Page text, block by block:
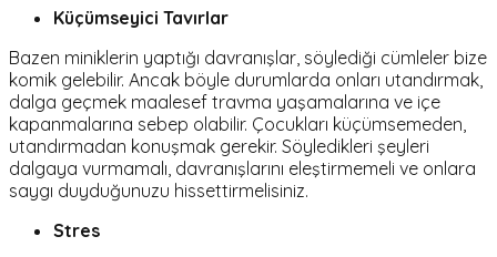
Küçümseyici Tavırlar
Bazen miniklerin yaptığı davranışlar, söylediği cümleler bize
komik gelebilir. Ancak böyle durumlarda onları utandırmak,
dalga geçmek maalesef travma yaşamalarına ve içe
kapanmalarına sebep olabilir. Çocukları küçümsemeden,
utandırmadan konuşmak gerekir. Söyledikleri şeyleri
dalgaya vurmamalı, davranışlarını eleştirmemeli ve onlara
saygı duyduğunuzu hissettirmelisiniz.
Stres